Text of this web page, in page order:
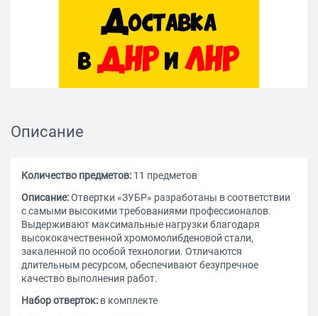
Описание
Количество предметов: 11 предметов
Описание:Отвертки «ЗУБР» разработаны в соответствии
с самыми высокими требованиями профессионалов.
Выдерживают максимальные нагрузки благодаря
высококачественной хромомолибденовой стали,
закаленной по особой технологии. Отличаются
длительным ресурсом, обеспечивают безупречное
качество выполнения работ.
Набор отверток: в комплекте